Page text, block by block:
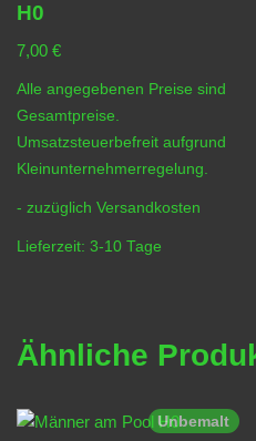
H0
7,00 €
Alle angegebenen Preise sind
Gesamtpreise.
Umsatzsteuerbefreit aufgrund
Kleinunternehmerregelung.
- zuzüglich Versandkosten
Lieferzeit: 3-10 Tage
Ähnliche
Unbemalt